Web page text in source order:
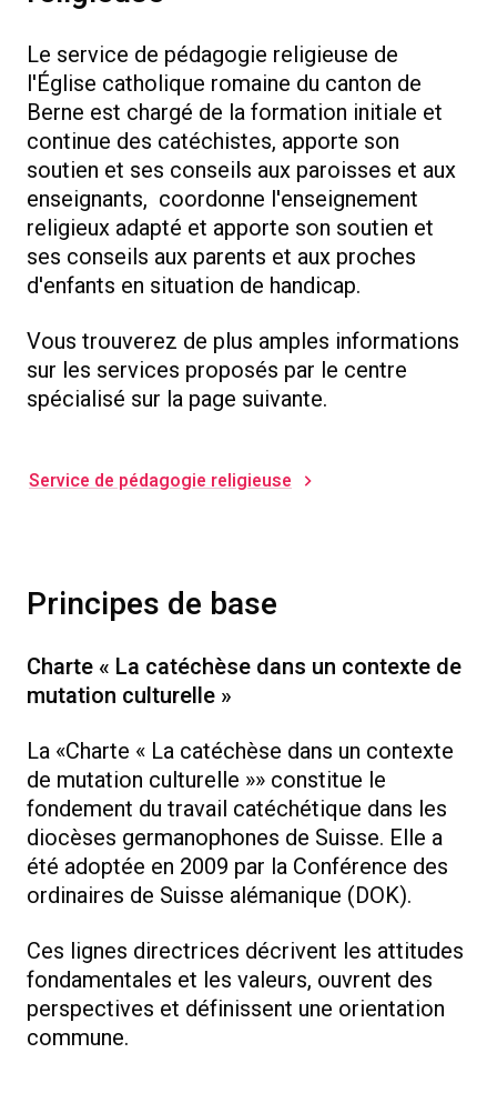
Le service de pédagogie religieuse de
l'Église catholique romaine du canton de
Berne est chargé de la formation initiale et
continue des catéchistes, apporte son
soutien et ses conseils aux paroisses et aux
enseignants, coordonne l'enseignement
religieux adapté et apporte son soutien et
ses conseils aux parents et aux proches
d'enfants en situation de handicap.
Vous trouverez de plus amples informations
sur les services proposés par le centre
spécialisé sur la page suivante.
Service de pédagogie religieuse
Principes de base
Charte « La catéchèse dans un contexte de
mutation culturelle »
La «Charte « La catéchèse dans un contexte
de mutation culturelle »» constitue le
fondement du travail catéchétique dans les
diocèses germanophones de Suisse. Elle a
été adoptée en 2009 par la Conférence des
ordinaires de Suisse alémanique (DOK).
Ces lignes directrices décrivent les attitudes
fondamentales et les valeurs, ouvrent des
perspectives et définissent une orientation
commune.